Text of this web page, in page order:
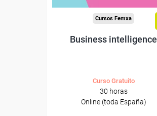
Cursos Femxa
Business intelligence
Curso Gratuito
30 horas
Online (toda España)